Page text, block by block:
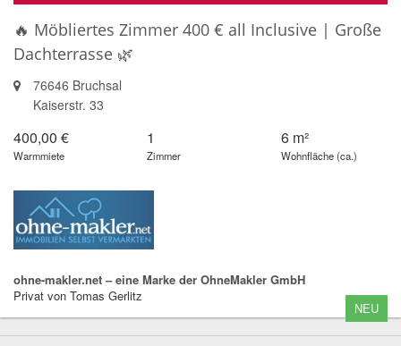
🔥 Möbliertes Zimmer 400 € all Inclusive | Große
Dachterrasse 🌿
76646 Bruchsal
Kaiserstr. 33
400,00 €
Warmmiete
1
Zimmer
6 m²
Wohnfläche (ca.)
ohne-makler.net – eine Marke der OhneMakler GmbH
Privat von Tomas Gerlitz
NEU